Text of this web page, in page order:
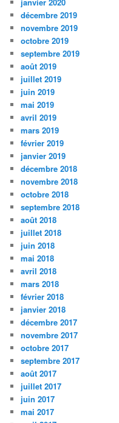
décembre 2019
novembre 2019
octobre 2019
septembre 2019
août 2019
juillet 2019
juin 2019
mai 2019
avril 2019
mars 2019
février 2019
janvier 2019
décembre 2018
novembre 2018
octobre 2018
septembre 2018
août 2018
juillet 2018
juin 2018
mai 2018
avril 2018
mars 2018
février 2018
janvier 2018
décembre 2017
novembre 2017
octobre 2017
septembre 2017
août 2017
juillet 2017
juin 2017
mai 2017